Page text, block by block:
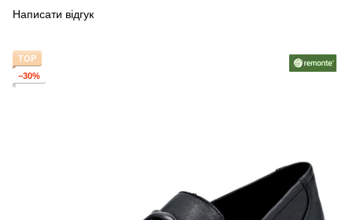
Написати відгук
TOP
−30%